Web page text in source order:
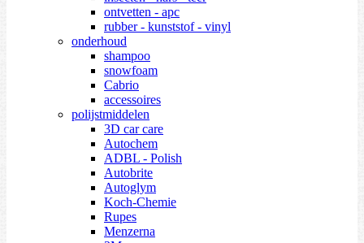
ontvetten - apc
rubber - kunststof - vinyl
onderhoud
shampoo
snowfoam
Cabrio
accessoires
polijstmiddelen
3D car care
Autochem
ADBL - Polish
Autobrite
Autoglym
Koch-Chemie
Rupes
Menzerna